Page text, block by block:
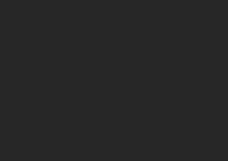
по фронту или